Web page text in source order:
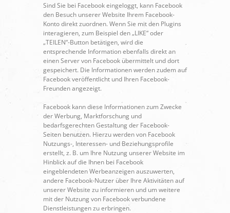
Sind Sie bei Facebook eingeloggt, kann Facebook
den Besuch unserer Website Ihrem Facebook-
Konto direkt zuordnen. Wenn Sie mit den Plugins
interagieren, zum Beispiel den „LIKE“ oder
„TEILEN“-Button betätigen, wird die
entsprechende Information ebenfalls direkt an
einen Server von Facebook übermittelt und dort
gespeichert. Die Informationen werden zudem auf
Facebook veröffentlicht und Ihren Facebook-
Freunden angezeigt.
Facebook kann diese Informationen zum Zwecke
der Werbung, Marktforschung und
bedarfsgerechten Gestaltung der Facebook-
Seiten benutzen. Hierzu werden von Facebook
Nutzungs-, Interessen- und Beziehungsprofile
erstellt, z. B. um Ihre Nutzung unserer Website im
Hinblick auf die Ihnen bei Facebook
eingeblendeten Werbeanzeigen auszuwerten,
andere Facebook-Nutzer über Ihre Aktivitäten auf
unserer Website zu informieren und um weitere
mit der Nutzung von Facebook verbundene
Dienstleistungen zu erbringen.